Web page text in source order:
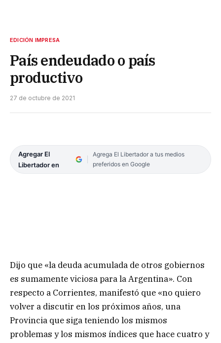
EDICIÓN IMPRESA
País endeudado o país
productivo
27 de octubre de 2021
Agregar El
Libertador en
Agrega El Libertador a tus medios
preferidos en Google
Dijo que «la deuda acumulada de otros gobiernos
es sumamente viciosa para la Argentina». Con
respecto a Corrientes, manifestó que «no quiero
volver a discutir en los próximos años, una
Provincia que siga teniendo los mismos
problemas y los mismos índices que hace cuatro y